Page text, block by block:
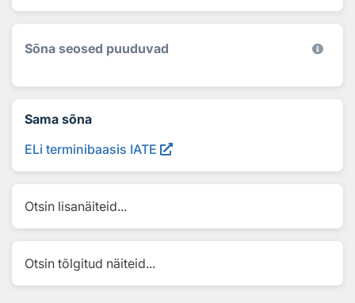
Sõna seosed puuduvad
Sama sõna
ELi terminibaasis IATE
Otsin lisanäiteid...
Otsin tõlgitud näiteid...